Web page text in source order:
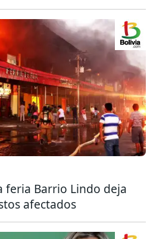
feria Barrio Lindo deja
afectados